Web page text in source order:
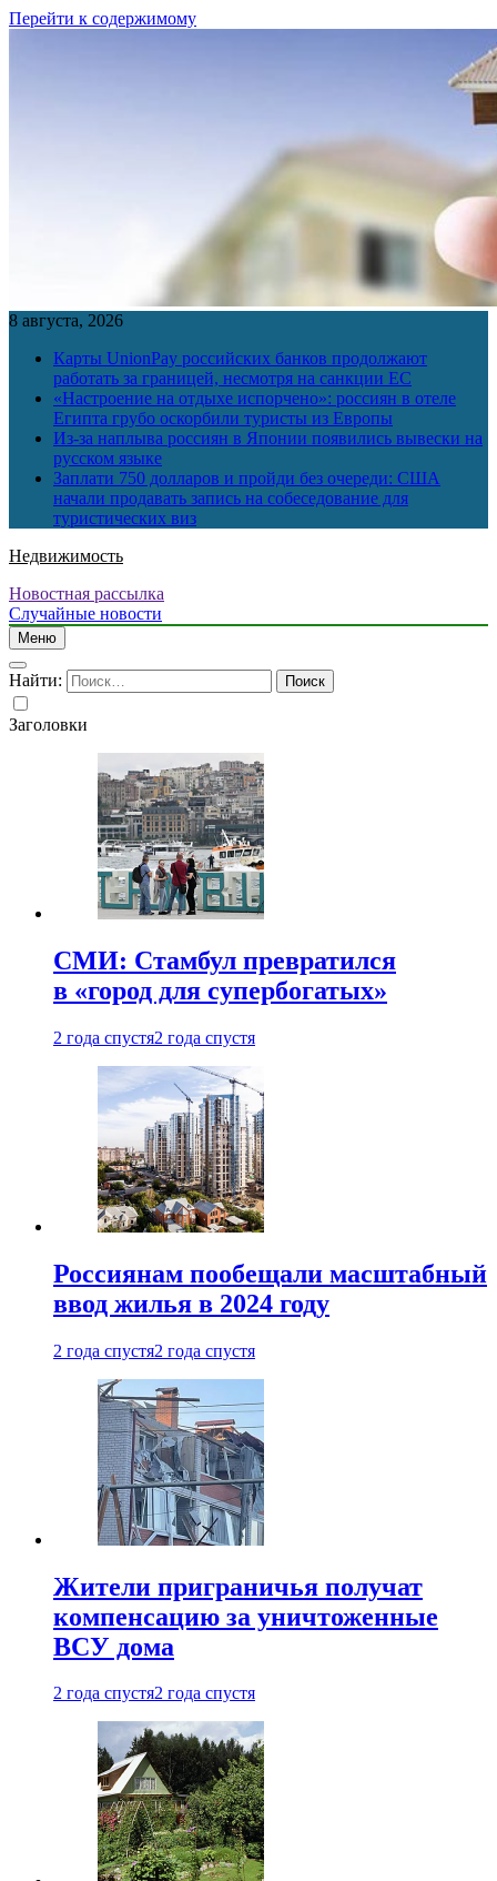
Перейти к содержимому
8 августа, 2026
Карты UnionPay российских банков продолжают
работать за границей, несмотря на санкции ЕС
«Настроение на отдыхе испорчено»: россиян в отеле
Египта грубо оскорбили туристы из Европы
Из-за наплыва россиян в Японии появились вывески на
русском языке
Заплати 750 долларов и пройди без очереди: США
начали продавать запись на собеседование для
туристических виз
Недвижимость
Новостная рассылка
Случайные новости
Меню
Найти:
Заголовки
СМИ: Стамбул превратился
в «город для супербогатых»
2 года спустя2 года спустя
Россиянам пообещали масштабный
ввод жилья в 2024 году
2 года спустя2 года спустя
Жители приграничья получат
компенсацию за уничтоженные
ВСУ дома
2 года спустя2 года спустя